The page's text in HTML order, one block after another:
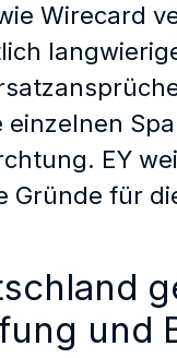
Wirecard
einzelnen
EY
Gründe für
und